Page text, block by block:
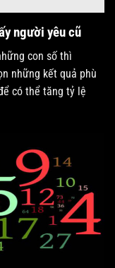
người yêu cũ
con số thì
những kết quả phù
có thể tăng tỷ lệ